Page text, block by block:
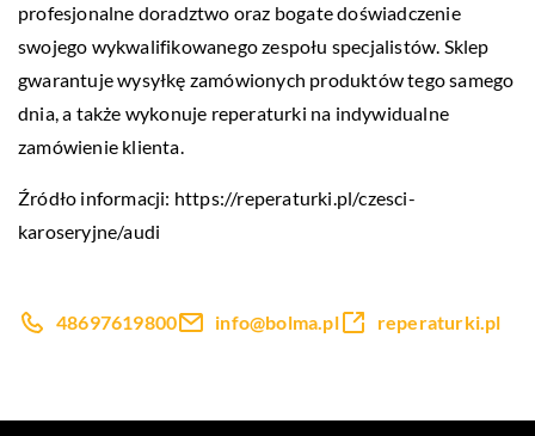
profesjonalne doradztwo oraz bogate doświadczenie
swojego wykwalifikowanego zespołu specjalistów. Sklep
gwarantuje wysyłkę zamówionych produktów tego samego
dnia, a także wykonuje reperaturki na indywidualne
zamówienie klienta.
Źródło informacji: https://reperaturki.pl/czesci-
karoseryjne/audi
48697619800 info@bolma.pl reperaturki.pl